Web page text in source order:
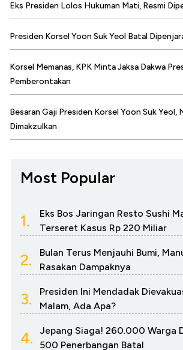
Eks Presiden Lolos Hukuman Mati, Resmi
Presiden Korsel Yoon Suk Yeol Batal
Korsel Memanas, KPK Minta Jaksa Dakwa
Pemberontakan
Besaran Gaji Presiden Korsel Yoon Suk Yeol,
Dimakzulkan
Most Popular
1.
Eks Bos Jaringan Resto Sushi
Terseret Kasus Rp 220 Miliar
2.
Bulan Terus Menjauhi Bumi,
Rasakan Dampaknya
3.
Presiden Ini Mendadak
Malam, Ada Apa?
4.
Jepang Siaga! 260.000 Warga
500 Penerbangan Batal